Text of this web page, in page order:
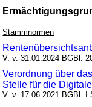
Stammnormen
V. v. 31.01.2024 BGBl.
Verordnung über
Stelle für die
V. v. 17.06.2021 BGBl. I